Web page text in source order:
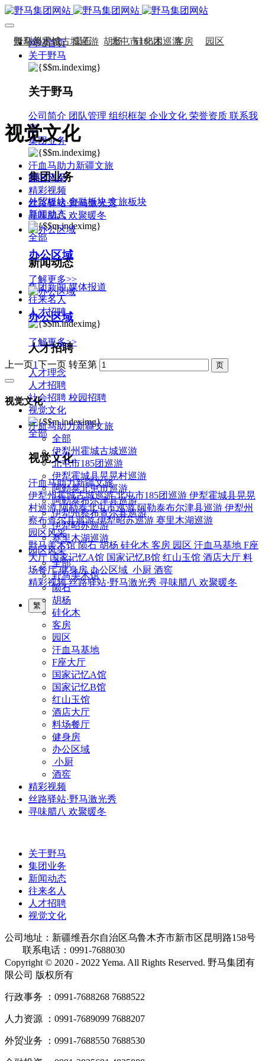
网站首页
关于野马
关于野马
公司简介 团队管理 组织框架 企业文化 荣誉资质 联系我
们
集团业务
集团业务
外贸板块 金融板块 文旅板块
新闻动态
全部
新闻动态
集团新闻 媒体报道
往来名人
人才招聘
人才招聘
人才理念
人才招聘
社会招聘 校园招聘
视觉文化
全部
视觉文化
汗血马助力新疆文旅
伊犁州霍城古城巡游 北屯市185团巡游 伊犁霍城县晃晃
村巡游 阿勒泰北屯市巡游 阿勒泰布尔津县巡游 伊犁州
察布查尔县巡游 伊犁昭苏巡游 赛里木湖巡游
园区风采
野马美术馆 陨石 胡杨 硅化木 客房 园区 汗血马基地 F座
大厅 国家记忆A馆 国家记忆B馆 红山玉馆 酒店大厅 料
场餐厅 健身房 办公区域 小厨 酒窖
精彩视频 丝路驿站·野马激光秀 寻味腊八 欢聚暖冬
繁
视觉文化
汗血马助力新疆文旅
伊犁州霍城古城巡游 北屯市185团巡游
伊犁霍城县晃晃村巡游
阿勒泰布尔津县巡游
伊犁昭苏巡游 赛里木湖巡游
园区风采
野马美术馆 陨石 胡杨 硅化木 客房 园区
汗血马基地 F座大厅
红山玉馆 酒店大厅
小厨 酒窖
精彩视频
丝路驿站·野马激光秀
寻味腊八 欢聚暖冬
办公区域
了解更多>>
办公区域
了解更多>>
上一页1下一页 转至第
视觉文化
汗血马助力新疆文旅
全部
伊犁州霍城古城巡游
北屯市185团巡游
伊犁霍城县晃晃村巡游
阿勒泰北屯市巡游
阿勒泰布尔津县巡游
伊犁州察布查尔县巡游
伊犁昭苏巡游
赛里木湖巡游
园区风采
全部
野马美术馆
陨石
胡杨
硅化木
客房
园区
汗血马基地
F座大厅
国家记忆A馆
国家记忆B馆
红山玉馆
酒店大厅
料场餐厅
健身房
办公区域
小厨
酒窖
精彩视频
丝路驿站·野马激光秀
寻味腊八 欢聚暖冬
关于野马
集团业务
新闻动态
往来名人
人才招聘
视觉文化
公司地址：新疆维吾尔自治区乌鲁木齐市新市区昆明路158号
联系电话：0991-7688030
Copyright © 2020 - 2022 Yema. All Rights Reserved. 野马集团有
限公司 版权所有
行政事务 ：0991-7688268 7688522
人力资源 ：0991-7689099 7688207
外贸业务 ：0991-7688550 7688530